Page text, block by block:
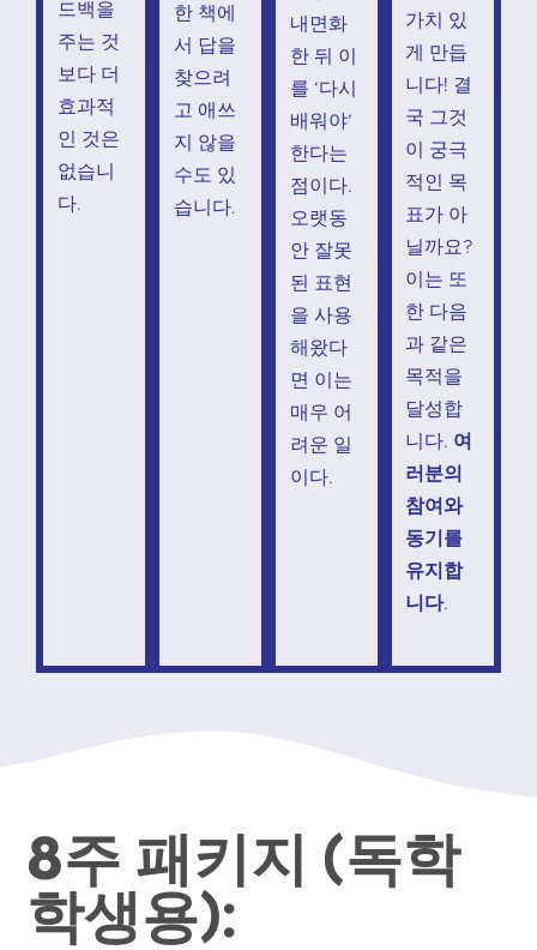
드백을
주는 것
보다 더
효과적
인 것은
없습니
다.
한 책에
서 답을
찾으려
고 애쓰
지 않을
수도 있
습니다.
내면화
한 뒤 이
를 ‘다시
배워야’
한다는
점이다.
오랫동
안 잘못
된 표현
을 사용
해왔다
면 이는
매우 어
려운 일
이다.
가치 있
게 만듭
니다! 결
국 그것
이 궁극
적인 목
표가 아
닐까요?
이는 또
한 다음
과 같은
목적을
달성합
니다. 여
러분의
참여와
동기를
유지합
니다.
8주 패키지 (독학
학생용):​